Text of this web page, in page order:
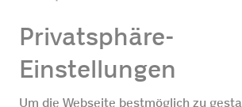
Jobangebote